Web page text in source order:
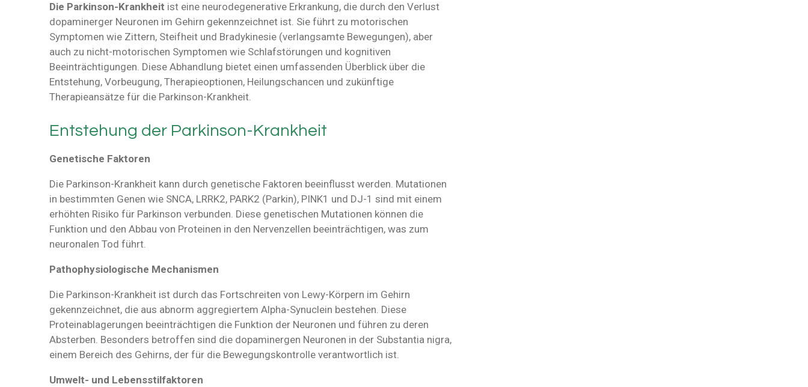
Die Parkinson-Krankheit ist eine neurodegenerative Erkrankung, die durch den Verlust
dopaminerger Neuronen im Gehirn gekennzeichnet ist. Sie führt zu motorischen
Symptomen wie Zittern, Steifheit und Bradykinesie (verlangsamte Bewegungen), aber
auch zu nicht-motorischen Symptomen wie Schlafstörungen und kognitiven
Beeinträchtigungen. Diese Abhandlung bietet einen umfassenden Überblick über die
Entstehung, Vorbeugung, Therapieoptionen, Heilungschancen und zukünftige
Therapieansätze für die Parkinson-Krankheit.
Entstehung der Parkinson-Krankheit
Genetische Faktoren
Die Parkinson-Krankheit kann durch genetische Faktoren beeinflusst werden. Mutationen
in bestimmten Genen wie SNCA, LRRK2, PARK2 (Parkin), PINK1 und DJ-1 sind mit einem
erhöhten Risiko für Parkinson verbunden. Diese genetischen Mutationen können die
Funktion und den Abbau von Proteinen in den Nervenzellen beeinträchtigen, was zum
neuronalen Tod führt.
Pathophysiologische Mechanismen
Die Parkinson-Krankheit ist durch das Fortschreiten von Lewy-Körpern im Gehirn
gekennzeichnet, die aus abnorm aggregiertem Alpha-Synuclein bestehen. Diese
Proteinablagerungen beeinträchtigen die Funktion der Neuronen und führen zu deren
Absterben. Besonders betroffen sind die dopaminergen Neuronen in der Substantia nigra,
einem Bereich des Gehirns, der für die Bewegungskontrolle verantwortlich ist.
Umwelt- und Lebensstilfaktoren